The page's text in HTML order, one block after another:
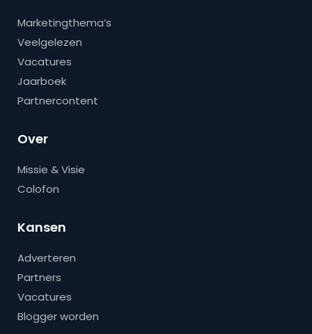
Marketingthema’s
Veelgelezen
Vacatures
Jaarboek
Partnercontent
Over
Missie & Visie
Colofon
Kansen
Adverteren
Partners
Vacatures
Blogger worden